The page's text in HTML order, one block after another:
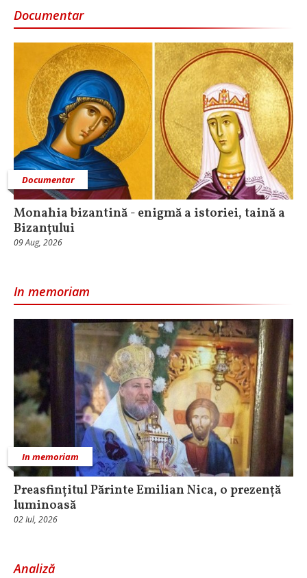
Documentar
Documentar
Monahia bizantină - enigmă a istoriei, taină a
Bizanțului
09 Aug, 2026
In memoriam
In memoriam
Preasfințitul Părinte Emilian Nica, o prezență
luminoasă
02 Iul, 2026
Analiză